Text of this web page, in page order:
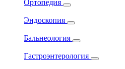
Ортопедия
Эндоскопия
Бальнеология
Гастроэнтерология